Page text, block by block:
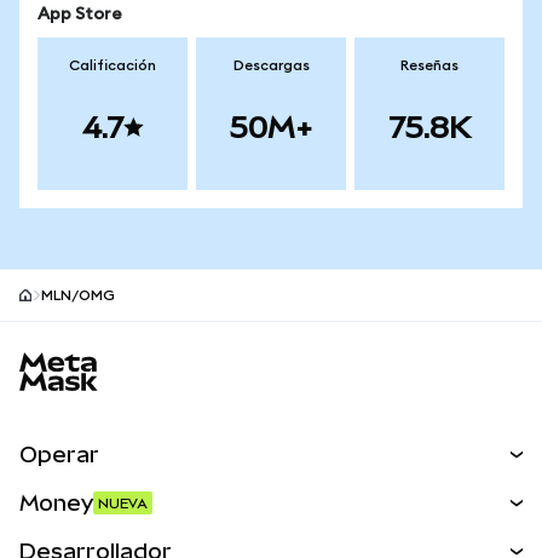
App Store
Calificación
4.7
Descargas
50M+
Reseñas
75.8K
MLN/OMG
Operar
Money NUEVA
Desarrollador